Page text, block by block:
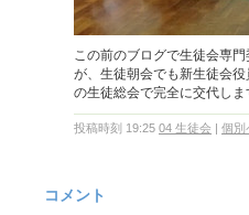
この前のブログで生徒会専
が、生徒朝会でも新生徒会
の生徒総会で完全に交代しま
投稿時刻 19:25 04 生徒会 | 個別
コメント